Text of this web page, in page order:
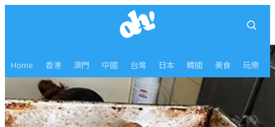
Home 香港 澳門 中國 台灣 日本 韓國 美食 玩樂